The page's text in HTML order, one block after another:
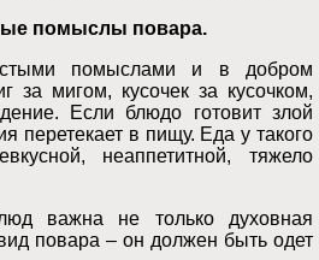
помыслы повара.
помыслами и в добром
за мигом, кусочек за кусочком,
Если блюдо готовит злой
перетекает в пищу. Еда у такого
неаппетитной, тяжело
важна не только духовная
повара – он должен быть одет